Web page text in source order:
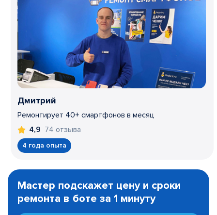
Дмитрий
Ремонтирует 40+ смартфонов в месяц
4,9 74 отзыва
4 года опыта
1
Мастер подскажет цену и сроки
ремонта в боте за 1 минуту